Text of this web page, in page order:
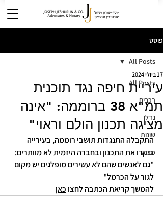
פוסט
All Posts
רכבים
נדלן
שונות
מבוא
All Posts
עיריית חיפה נגד תוכנית
תמ"א 38 ברוממה: "אינה
מציגה תכנון הולם וראוי"
17 ביולי 2024
התקבלה התנגדות תושבי רוממה, בעירייה
ביקרו את התכנון ובחברה היזמית לא מוותרים:
"גם לאנשים שהם לא עשירים מופלגים יש מקום
לגור על הכרמל"
להמשך קריאת הכתבה לחצו כאן